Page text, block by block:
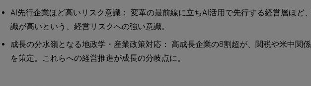
AI先行企業ほど高いリスク意識： 変革の最前線に立ちAI活用で先行する経営層ほど
識が高いという、経営リスクへの強い意識。
成長の分水嶺となる地政学・産業政策対応： 高成長企業の8割超が、関税や米中関
を策定。これらへの経営推進が成長の分岐点に。